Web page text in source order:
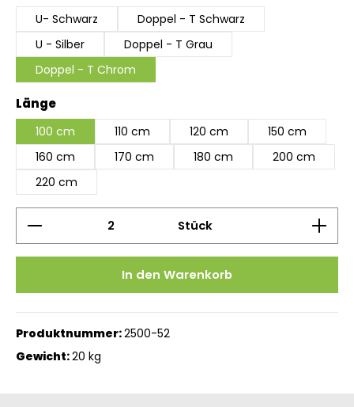
U- Schwarz
Doppel - T Schwarz
U - Silber
Doppel - T Grau
Doppel - T Chrom
Längeauswählen
100 cm 110 cm 120 cm
150 cm
160 cm
170 cm 180 cm
200 cm
220 cm
Produkt Anzahl: Gib den gewünschten Wert
Stück
In den Warenkorb
Produktnummer:2500-52
Gewicht:20 kg